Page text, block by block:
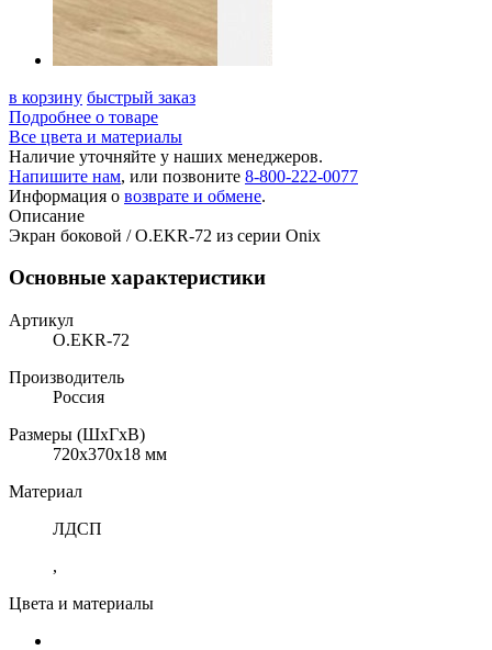
в корзину быстрый заказ
Подробнее о товаре
Все цвета и материалы
Наличие уточняйте у наших менеджеров.
Напишите нам, или позвоните 8-800-222-0077
Информация о возврате и обмене.
Описание
Экран боковой / O.EKR-72 из серии Onix
Основные характеристики
Артикул
O.EKR-72
Производитель
Россия
Размеры (ШхГхВ)
720x370x18 мм
Материал
ЛДСП
,
Цвета и материалы